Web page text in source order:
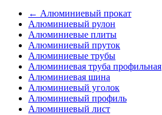
← Алюминиевый прокат
Алюминиевый рулон
Алюминиевые плиты
Алюминиевый пруток
Алюминиевые трубы
Алюминиевая труба профильная
Алюминиевая шина
Алюминиевый уголок
Алюминиевый профиль
Алюминиевый лист